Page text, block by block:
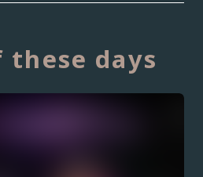
these days